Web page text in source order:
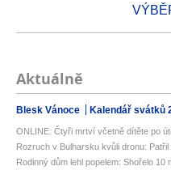
Aktuálně
Blesk Vánoce Kalendář svátků
ONLINE: Čtyři mrtví včetně dítěte po
Rozruch v Bulharsku kvůli dronu: Patřil
Rodinný dům lehl popelem: Shořelo 10